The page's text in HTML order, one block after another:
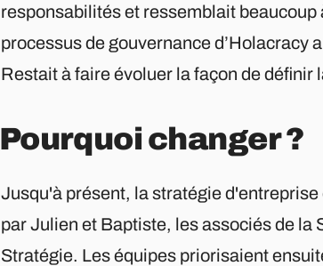
responsabilités et ressemblait
processus de gouvernance d’Holacracy
Restait à faire évoluer la façon de définir
Pourquoi changer ?
Jusqu'à présent, la stratégie
par Julien et Baptiste, les associés de la
Stratégie. Les équipes priorisaient